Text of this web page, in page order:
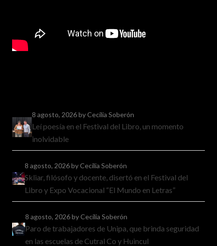
8 agosto, 2026by Cecilia Soberón
Leí poesía en el Festival del Libro, un momento
inolvidable
8 agosto, 2026by Cecilia Soberón
Skliar, filósofo y docente, disertó en el Festival del
Libro y Expo Vocacional “El Mundo en Letras”
8 agosto, 2026by Cecilia Soberón
Paro de trabajadores de Unipa, que brinda seguridad
en las escuelas de Cutral Co y Huincul